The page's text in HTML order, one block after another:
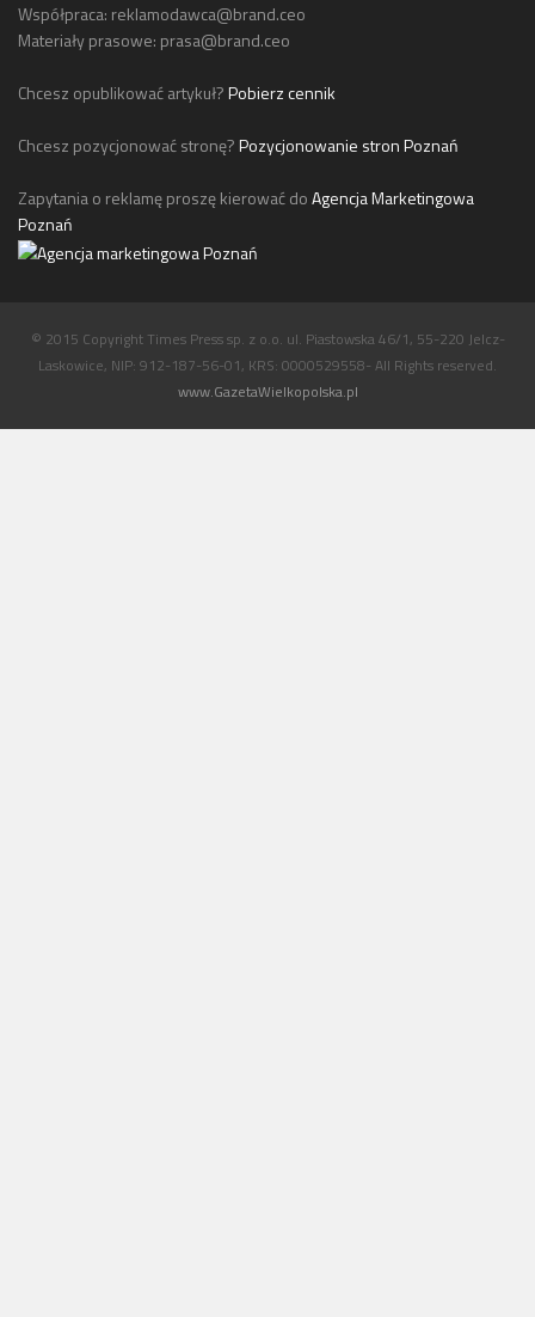
Współpraca: reklamodawca@brand.ceo
Materiały prasowe: prasa@brand.ceo
Chcesz opublikować artykuł?Pobierz cennik
Chcesz pozycjonować stronę?Pozycjonowanie stron Poznań
Zapytania o reklamę proszę kierować doAgencja Marketingowa
Poznań
© 2015 Copyright Times Press sp. z o.o. ul. Piastowska 46/1, 55-220 Jelcz-
Laskowice, NIP: 912-187-56-01, KRS: 0000529558- All Rights reserved.
www.GazetaWielkopolska.pl